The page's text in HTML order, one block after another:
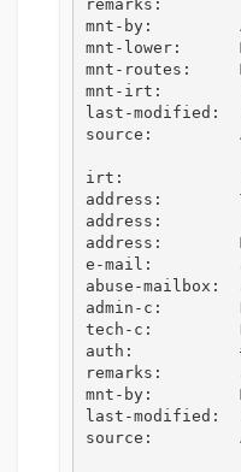
remarks:
mnt-by:
mnt-lower:
mnt-routes:
mnt-irt:
last-modified:
source:
irt:            IRT-
address:
address:
address:
e-mail:
abuse-mailbox:
admin-c:
tech-c:
auth:
remarks:
mnt-by:
last-modified:
source: